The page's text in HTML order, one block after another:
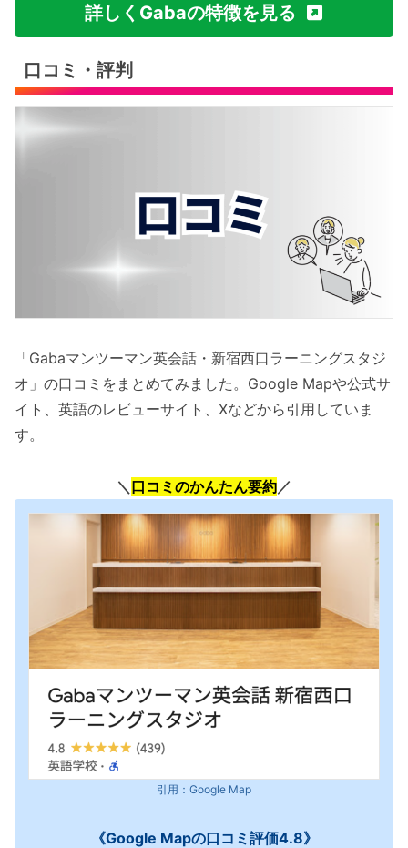
詳しくGabaの特徴を見る
口コミ・評判
「Gabaマンツーマン英会話・新宿西口ラーニングスタジ
オ」の口コミをまとめてみました。Google Mapや公式サ
イト、英語のレビューサイト、Xなどから引用していま
す。
＼ 口コミのかんたん要約／
引用：Google Map
《Google Mapの口コミ評価4.8》